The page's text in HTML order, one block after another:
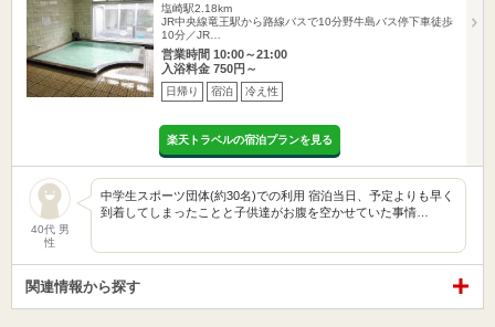
塩崎駅2.18km
JR中央線竜王駅から路線バスで10分野牛島バス停下車徒歩
10分／JR…
営業時間 10:00～21:00
入浴料金 750円～
日帰り 宿泊 冷え性
楽天トラベルの宿泊プランを見る
40代 男
性
中学生スポーツ団体(約30名)での利用 宿泊当日、予定よりも早く
到着してしまったことと子供達がお腹を空かせていた事情…
関連情報から探す